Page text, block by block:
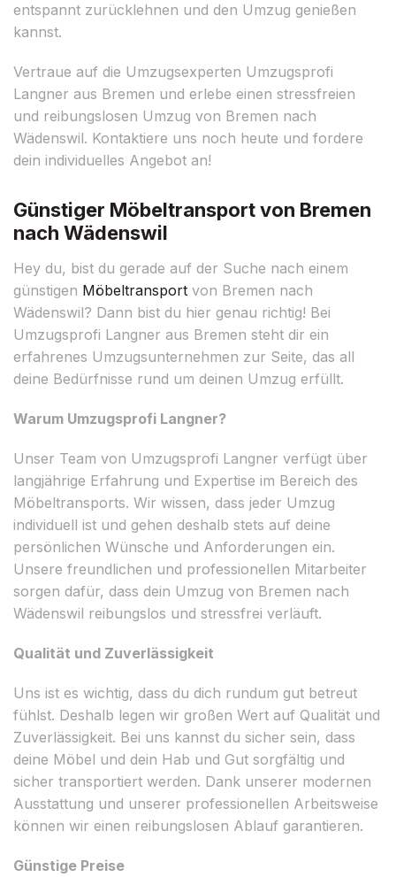
entspannt zurücklehnen und den Umzug genießen
kannst.
Vertraue auf die Umzugsexperten Umzugsprofi
Langner aus Bremen und erlebe einen stressfreien
und reibungslosen Umzug von Bremen nach
Wädenswil. Kontaktiere uns noch heute und fordere
dein individuelles Angebot an!
Günstiger Möbeltransport von Bremen
nach Wädenswil
Hey du, bist du gerade auf der Suche nach einem
günstigen Möbeltransport von Bremen nach
Wädenswil? Dann bist du hier genau richtig! Bei
Umzugsprofi Langner aus Bremen steht dir ein
erfahrenes Umzugsunternehmen zur Seite, das all
deine Bedürfnisse rund um deinen Umzug erfüllt.
Warum Umzugsprofi Langner?
Unser Team von Umzugsprofi Langner verfügt über
langjährige Erfahrung und Expertise im Bereich des
Möbeltransports. Wir wissen, dass jeder Umzug
individuell ist und gehen deshalb stets auf deine
persönlichen Wünsche und Anforderungen ein.
Unsere freundlichen und professionellen Mitarbeiter
sorgen dafür, dass dein Umzug von Bremen nach
Wädenswil reibungslos und stressfrei verläuft.
Qualität und Zuverlässigkeit
Uns ist es wichtig, dass du dich rundum gut betreut
fühlst. Deshalb legen wir großen Wert auf Qualität und
Zuverlässigkeit. Bei uns kannst du sicher sein, dass
deine Möbel und dein Hab und Gut sorgfältig und
sicher transportiert werden. Dank unserer modernen
Ausstattung und unserer professionellen Arbeitsweise
können wir einen reibungslosen Ablauf garantieren.
Günstige Preise